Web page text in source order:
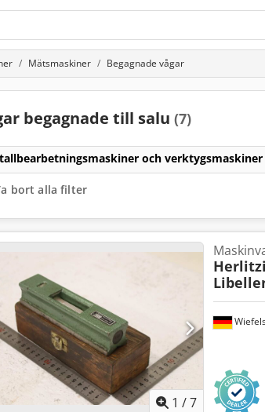
Mätsmaskiner Begagnade vågar
begagnade till salu (7)
och verktygsmaskiner
bort alla filter
1 /7